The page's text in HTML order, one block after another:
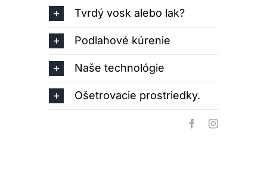
Tvrdý vosk alebo lak?
Podlahové kúrenie
Naše technológie
Ošetrovacie prostriedky.